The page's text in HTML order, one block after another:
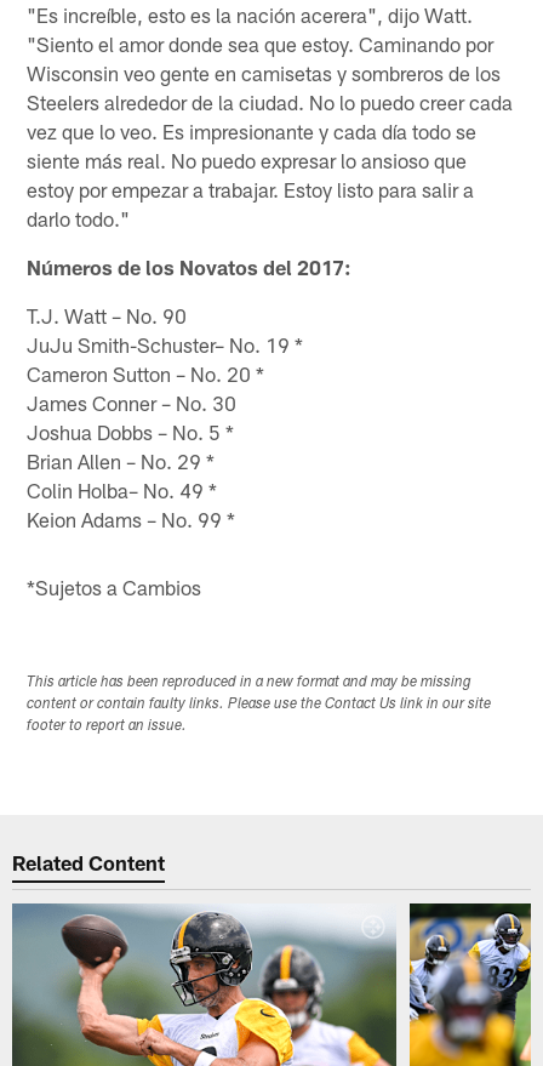
"Es increíble, esto es la nación acerera", dijo Watt.
"Siento el amor donde sea que estoy. Caminando por
Wisconsin veo gente en camisetas y sombreros de los
Steelers alrededor de la ciudad. No lo puedo creer cada
vez que lo veo. Es impresionante y cada día todo se
siente más real. No puedo expresar lo ansioso que
estoy por empezar a trabajar. Estoy listo para salir a
darlo todo."
Números de los Novatos del 2017:
T.J. Watt – No. 90
JuJu Smith-Schuster– No. 19 *
Cameron Sutton – No. 20 *
James Conner – No. 30
Joshua Dobbs – No. 5 *
Brian Allen – No. 29 *
Colin Holba– No. 49 *
Keion Adams – No. 99 *
*Sujetos a Cambios
This article has been reproduced in a new format and may be missing
content or contain faulty links. Please use the Contact Us link in our site
footer to report an issue.
Related Content